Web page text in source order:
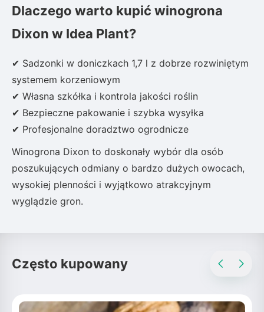
Dlaczego warto kupić winogrona
Dixon w Idea Plant?
✔ Sadzonki w doniczkach 1,7 l z dobrze rozwiniętym
systemem korzeniowym
✔ Własna szkółka i kontrola jakości roślin
✔ Bezpieczne pakowanie i szybka wysyłka
✔ Profesjonalne doradztwo ogrodnicze
Winogrona Dixon to doskonały wybór dla osób
poszukujących odmiany o bardzo dużych owocach,
wysokiej plenności i wyjątkowo atrakcyjnym
wyglądzie gron.
Często kupowany